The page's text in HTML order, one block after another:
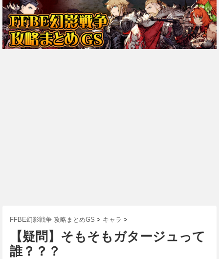
FFBE幻影戦争 攻略まとめGS > キャラ >
【疑問】そもそもガタージュって
誰？？？